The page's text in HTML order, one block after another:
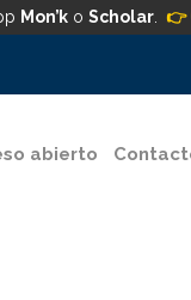
Mon’k oScholar 👉
abierto